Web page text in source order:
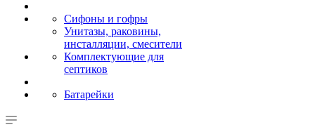
Сифоны и гофры
Унитазы, раковины,
инсталляции, смесители
Комплектующие для
септиков
Батарейки